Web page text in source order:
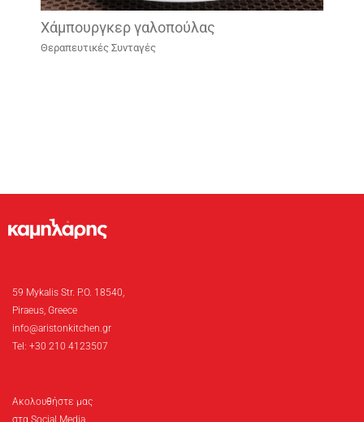
Χάμπουργκερ γαλοπούλας
Θεραπευτικές Συνταγές
59 Mykalis Str. P.O. 18540,
Piraeus, Greece
info@aristonkitchen.gr
Tel: +30 210 4123507
Ακολουθήστε μας
στα Social Media